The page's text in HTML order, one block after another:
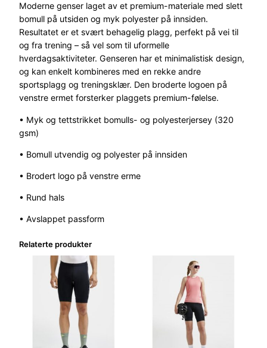
i
n
R
n
S
w
e
a
i
M
n
G
Moderne genser laget av et premium-materiale med slett
bomull på utsiden og myk polyester på innsiden.
Resultatet er et svært behagelig plagg, perfekt på vei til
og fra trening – så vel som til uformelle
hverdagsaktiviteter. Genseren har et minimalistisk design,
og kan enkelt kombineres med en rekke andre
sportsplagg og treningsklær. Den broderte logoen på
venstre ermet forsterker plaggets premium-følelse.
• Myk og tettstrikket bomulls- og polyesterjersey (320
gsm)
• Bomull utvendig og polyester på innsiden
• Brodert logo på venstre erme
• Rund hals
• Avslappet passform
Relaterte produkter